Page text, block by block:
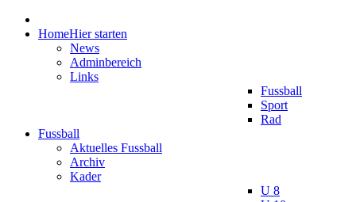
HomeHier starten
News
Adminbereich
Links
Fussball
Sport
Rad
Fussball
Aktuelles Fussball
Archiv
Kader
U 8